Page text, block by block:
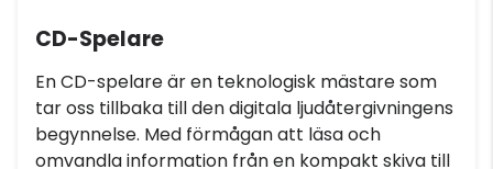
CD-Spelare
En CD-spelare är en teknologisk mästare som
tar oss tillbaka till den digitala ljudåtergivningens
begynnelse. Med förmågan att läsa och
omvandla information från en kompakt skiva till